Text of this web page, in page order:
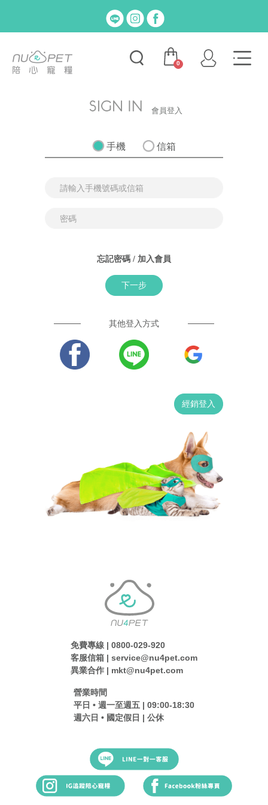
0
會員登入
手機 信箱
忘記密碼 / 加入會員
下一步
其他登入方式
經銷登入
免費專線 | 0800-029-920
客服信箱 | service@nu4pet.com
異業合作 | mkt@nu4pet.com
營業時間
平日 • 週一至週五 | 09:00-18:30
週六日 • 國定假日 | 公休